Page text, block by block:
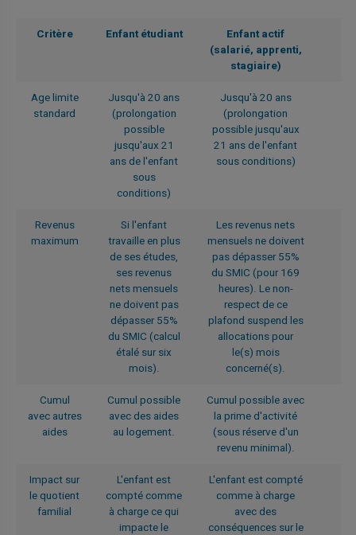
Critère Enfant étudiant
Enfant actif
(salarié, apprenti,
stagiaire)
Age limite
standard
Jusqu'à 20 ans
(prolongation
possible
jusqu'aux 21
ans de l'enfant
sous
conditions)
Jusqu'à 20 ans
(prolongation
possible jusqu'aux
21 ans de l'enfant
sous conditions)
Revenus
maximum
Si l'enfant
travaille en plus
de ses études,
ses revenus
nets mensuels
ne doivent pas
dépasser 55%
du SMIC (calcul
étalé sur six
mois).
Les revenus nets
mensuels ne doivent
pas dépasser 55%
du SMIC (pour 169
heures). Le non-
respect de ce
plafond suspend les
allocations pour
le(s) mois
concerné(s).
Cumul
avec autres
aides
Cumul possible
avec des aides
au logement.
Cumul possible avec
la prime d'activité
(sous réserve d'un
revenu minimal).
Impact sur
le quotient
familial
L'enfant est
compté comme
à charge ce qui
impacte le
L'enfant est compté
comme à charge
avec des
conséquences sur le